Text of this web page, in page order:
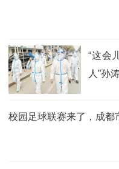
“这会
人”孙
校园足球联赛来了，成都